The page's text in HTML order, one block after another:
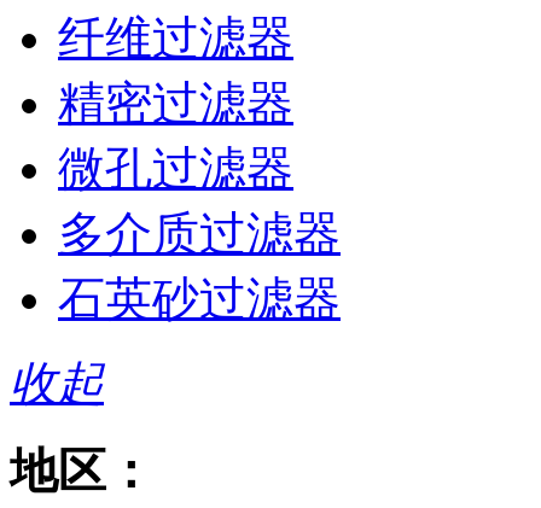
纤维过滤器
精密过滤器
微孔过滤器
多介质过滤器
石英砂过滤器
收起
地区：